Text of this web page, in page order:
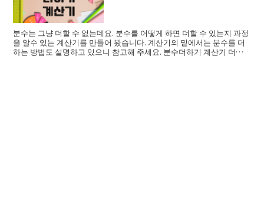
분수는 그냥 더할 수 없는데요. 분수를 어떻게 하면 더할 수 있는지 과정
을 알수 있는 계산기를 만들어 봤습니다. 계산기의 밑에서는 분수를 더
하는 방법도 설명하고 있으니 참고해 주세요. 분수더하기 계산기 더하